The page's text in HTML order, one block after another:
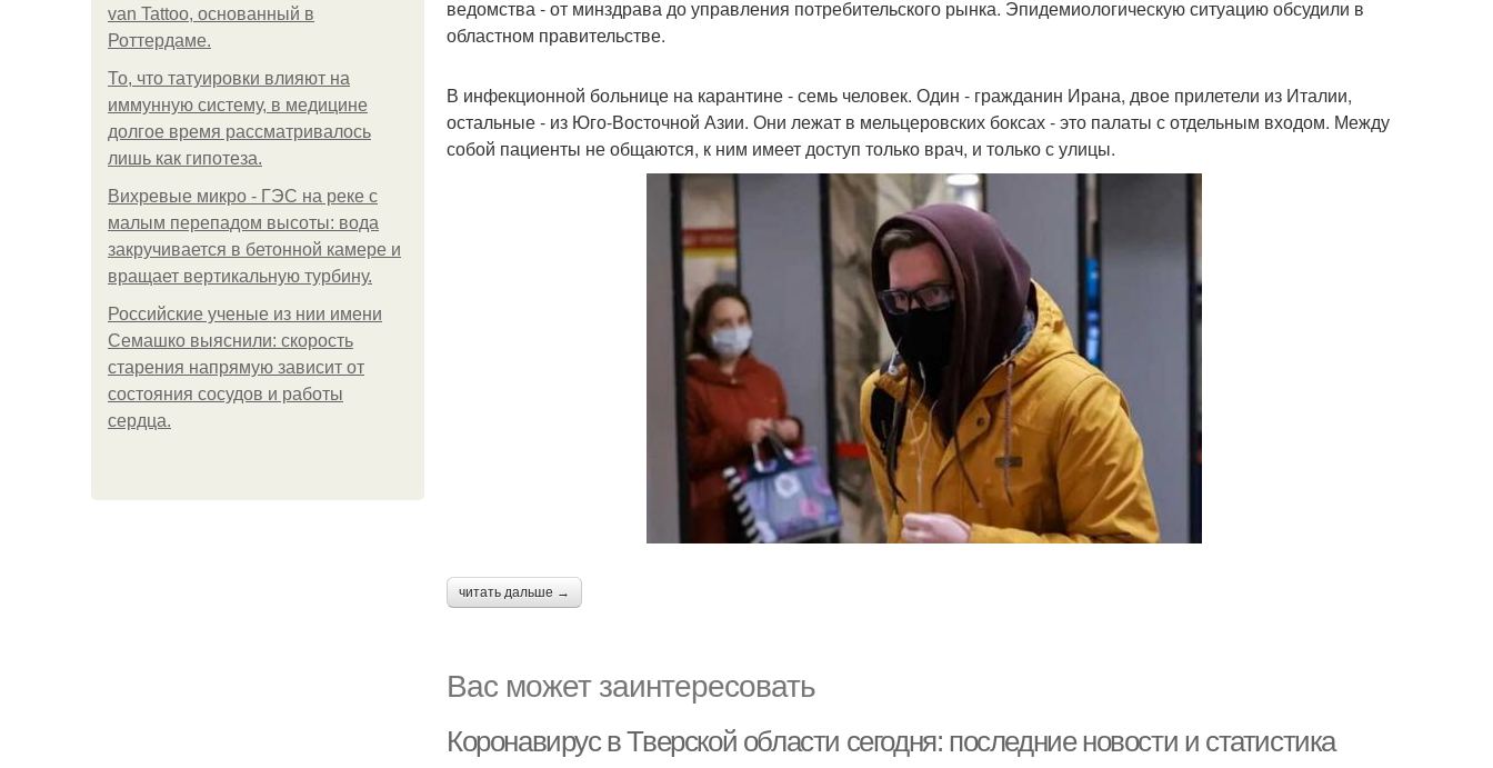
van Tattoo, основанный в
Роттердаме.
То, что татуировки влияют на
иммунную систему, в медицине
долгое время рассматривалось
лишь как гипотеза.
Вихревые микро - ГЭС на реке с
малым перепадом высоты: вода
закручивается в бетонной камере и
вращает вертикальную турбину.
Российские ученые из нии имени
Семашко выяснили: скорость
старения напрямую зависит от
состояния сосудов и работы
сердца.
ведомства - от минздрава до управления потребительского рынка. Эпидемиологическую ситуацию обсудили в
областном правительстве.
В инфекционной больнице на карантине - семь человек. Один - гражданин Ирана, двое прилетели из Италии,
остальные - из Юго-Восточной Азии. Они лежат в мельцеровских боксах - это палаты с отдельным входом. Между
собой пациенты не общаются, к ним имеет доступ только врач, и только с улицы.
читать дальше →
Вас может заинтересовать
Коронавирус в Тверской области сегодня: последние новости и статистика